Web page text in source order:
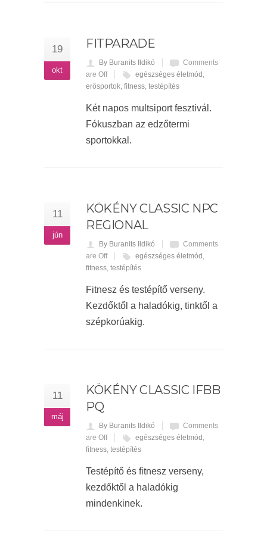
19
okt
FITPARADE
By Buranits Ildikó
Comments
are Off
egészséges életmód ,
erősportok, fitness, testépítés
Két napos multsiport fesztivál.
Fókuszban az edzőtermi
sportokkal.
11
jún
KÖKÉNY CLASSIC NPC
REGIONAL
By Buranits Ildikó
Comments
are Off
egészséges életmód ,
fitness, testépítés
Fitnesz és testépítő verseny.
Kezdőktől a haladókig, tinktől a
szépkorúakig.
11
máj
KÖKÉNY CLASSIC IFBB
PQ
By Buranits Ildikó
Comments
are Off
egészséges életmód ,
fitness, testépítés
Testépítő és fitnesz verseny,
kezdőktől a haladókig
mindenkinek.